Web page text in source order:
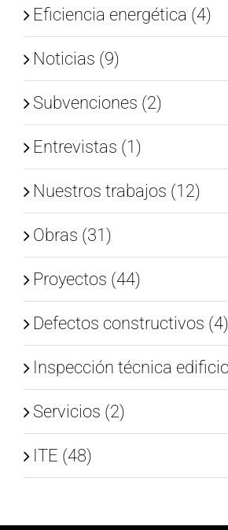
Eficiencia energética (4)
Noticias (9)
Subvenciones (2)
Entrevistas (1)
Nuestros trabajos (12)
Obras (31)
Proyectos (44)
Defectos constructivos (4)
Inspección técnica
Servicios (2)
ITE (48)